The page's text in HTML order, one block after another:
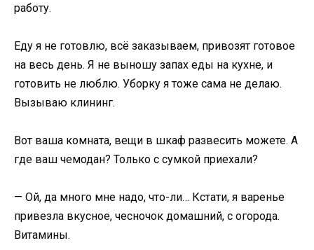
работу.
Еду я не готовлю, всё заказываем, привозят готовое
на весь день. Я не выношу запах еды на кухне, и
готовить не люблю. Уборку я тоже сама не делаю.
Вызываю клининг.
Вот ваша комната, вещи в шкаф развесить можете. А
где ваш чемодан? Только с сумкой приехали?
— Ой, да много мне надо, что-ли… Кстати, я варенье
привезла вкусное, чесночок домашний, с огорода.
Витамины.